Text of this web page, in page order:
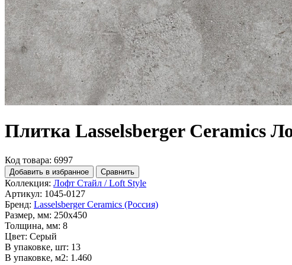
Плитка Lasselsberger Ceramics
Код товара: 6997
Добавить в избранное Сравнить
Коллекция: Лофт Стайл / Loft Style
Артикул: 1045-0127
Бренд: Lasselsberger Ceramics (Россия)
Размер, мм: 250x450
Толщина, мм: 8
Цвет: Серый
В упаковке, шт: 13
В упаковке, м2: 1.460